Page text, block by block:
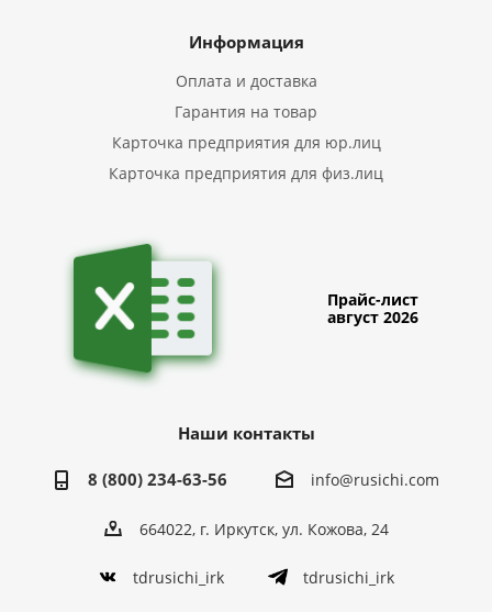
Информация
Оплата и доставка
Гарантия на товар
Карточка предприятия для юр.лиц
Карточка предприятия для физ.лиц
Прайс-лист
август 2026
Наши контакты
8 (800) 234-63-56 info@rusichi.com
664022, г. Иркутск, ул. Кожова, 24
tdrusichi_irk tdrusichi_irk